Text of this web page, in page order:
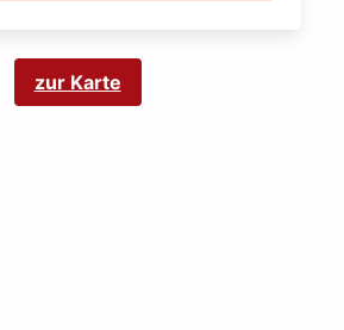
zur Karte